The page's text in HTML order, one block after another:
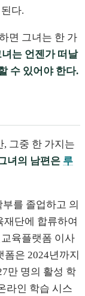
다.
면 그녀는 한 가
녀는 언젠가 떠날
수 있어야 한다.
그중 한 가지는
녀의 남편은 루
를 졸업하고 의
단에 합류하여
육플랫폼 이사
은 2024년까지
만 명의 활성 학
라인 학습 시스